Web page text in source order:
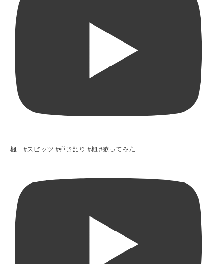
楓 #スピッツ #弾き語り #楓 #歌ってみた